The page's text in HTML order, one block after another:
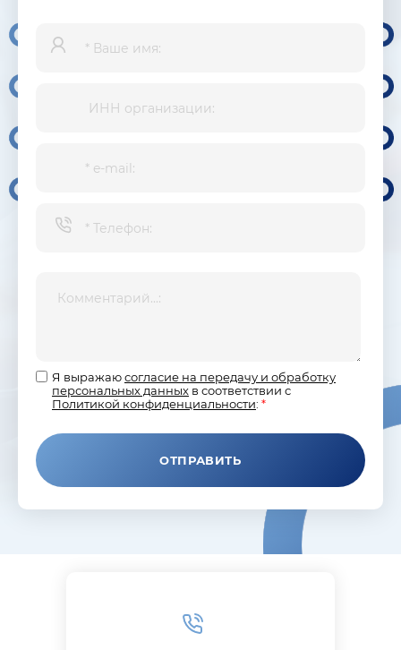
Я выражаюсогласие на передачу и обработку
персональных данных в соответствии с
Политикой конфиденциальности: *
ОТПРАВИТЬ